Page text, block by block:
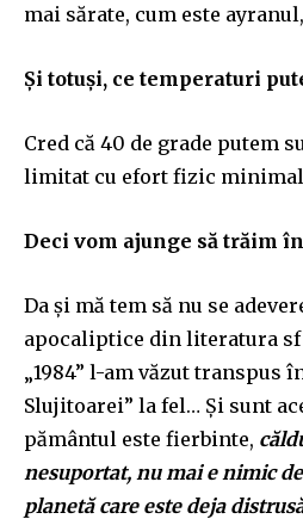
mai sărate, cum este
Și totuși, ce temperaturi
Cred că 40 de grade putem
limitat cu efort fizic
Deci vom ajunge să trăim
Da și mă tem să nu se
apocaliptice din literatura sf
„1984” l-am văzut transpus
Slujitoarei” la fel… Și sunt
pământul este fierbinte,
nesuportat, nu mai e nimic
planetă care este deja